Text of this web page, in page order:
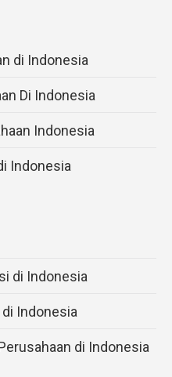
di Indonesia
Di Indonesia
Indonesia
Indonesia
di Indonesia
Indonesia
di Indonesia